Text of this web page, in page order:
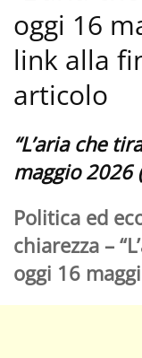
oggi 16
link alla
articolo
“L’aria che
maggio 2026
Politica ed
chiarezza –
oggi 16